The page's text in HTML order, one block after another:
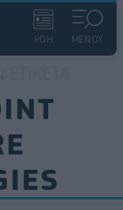
ΡΟΗ ΜΕΝΟΥ